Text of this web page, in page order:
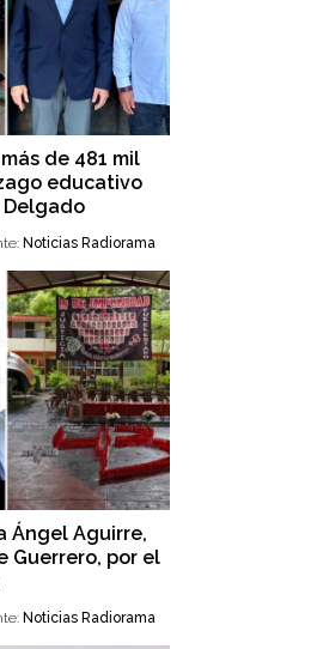
de 481 mil
educativo
Delgado
Noticias Radiorama
Ángel Aguirre,
Guerrero, por el
Noticias Radiorama